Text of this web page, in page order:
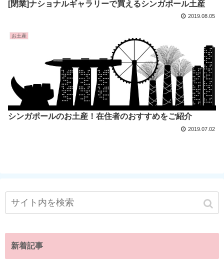
[閉業]ナショナルギャラリーで買えるシンガポール土産
2019.08.05
お土産
シンガポールのお土産！在住者のおすすめをご紹介
2019.07.02
新着記事